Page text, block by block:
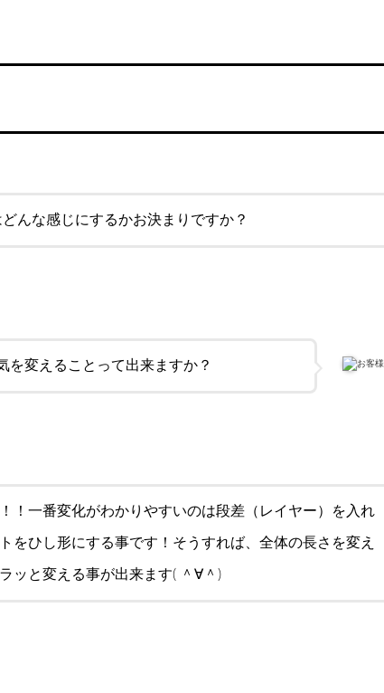
んな感じにするかお決まりですか？
を変えることって出来ますか？ お客様
！一番変化がわかりやすいのは段差（レイヤー）を入れ
をひし形にする事です！そうすれば、全体の長さを変え
ッと変える事が出来ます( ＾∀＾)